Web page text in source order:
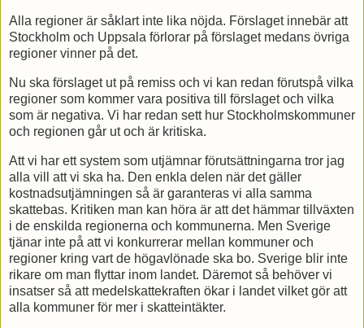
Alla regioner är såklart inte lika nöjda. Förslaget innebär att
Stockholm och Uppsala förlorar på förslaget medans övriga
regioner vinner på det.
Nu ska förslaget ut på remiss och vi kan redan förutspå vilka
regioner som kommer vara positiva till förslaget och vilka
som är negativa. Vi har redan sett hur Stockholmskommuner
och regionen går ut och är kritiska.
Att vi har ett system som utjämnar förutsättningarna tror jag
alla vill att vi ska ha. Den enkla delen när det gäller
kostnadsutjämningen så är garanteras vi alla samma
skattebas. Kritiken man kan höra är att det hämmar tillväxten
i de enskilda regionerna och kommunerna. Men Sverige
tjänar inte på att vi konkurrerar mellan kommuner och
regioner kring vart de högavlönade ska bo. Sverige blir inte
rikare om man flyttar inom landet. Däremot så behöver vi
insatser så att medelskattekraften ökar i landet vilket gör att
alla kommuner för mer i skatteintäkter.